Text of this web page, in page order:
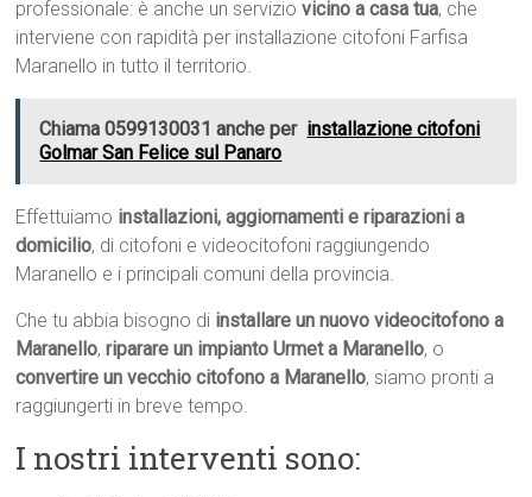
professionale: è anche un serviziovicino a casa tua, che
interviene con rapidità per installazione citofoni Farfisa
Maranello in tutto il territorio.
Chiama 0599130031 anche per installazione citofoni
Golmar San Felice sul Panaro
Effettuiamo installazioni, aggiornamenti e riparazioni a
domicilio, di citofoni e videocitofoni raggiungendo
Maranello e i principali comuni della provincia.
Che tu abbia bisogno di installare un nuovo videocitofono a
Maranello,riparare un impianto Urmet a Maranello, o
convertire un vecchio citofono a Maranello, siamo pronti a
raggiungerti in breve tempo.
I nostri interventi sono: